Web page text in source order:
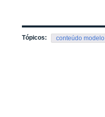
Tópicos: conteúdo modelo